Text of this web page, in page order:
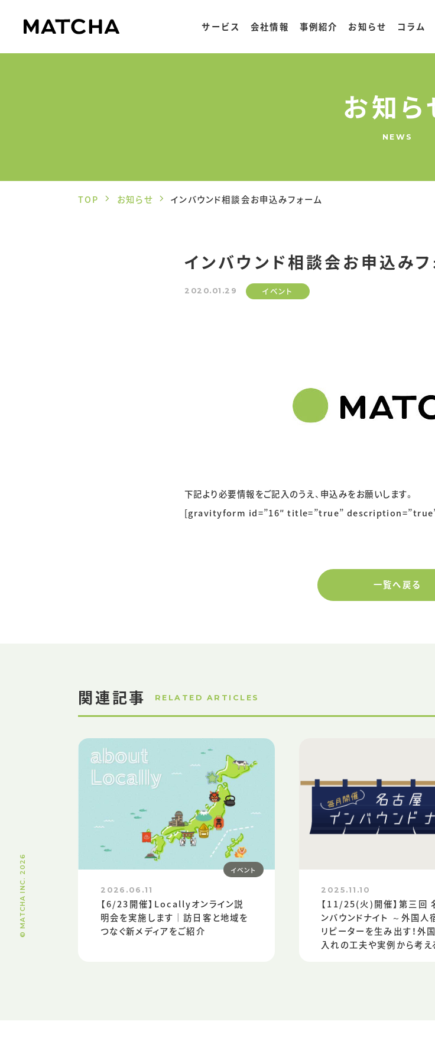
サービス 会社情報メンバー紹介
事例紹介 お知らせ コラム
お知ら
NEWS
TOP お知らせ インバウンド相談会お申込みフォーム
インバウンド相談会お申込みフ
2020.01.29 イベント
下記より必要情報をご記入のうえ、申込みをお願いします。
[gravityform id=”16″ title=”true”
一覧へ戻る
関連記事 RELATED ARTICLES
イベント
2026.06.11
【6/23開催】Locallyオンライン説
明会を実施します｜訪日客と地域を
つなぐ新メディアをご紹介
2025.11.10
【11/25(火)開催】第三回
ンバウンドナイト ～外国人
リピーターを生み出す！外
入れの工夫や実例から考え
© MATCHA INC.
2026